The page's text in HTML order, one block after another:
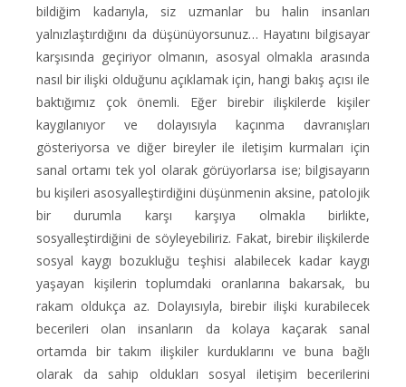
bildiğim kadarıyla, siz uzmanlar bu halin insanları
yalnızlaştırdığını da düşünüyorsunuz… Hayatını bilgisayar
karşısında geçiriyor olmanın, asosyal olmakla arasında
nasıl bir ilişki olduğunu açıklamak için, hangi bakış açısı ile
baktığımız çok önemli. Eğer birebir ilişkilerde kişiler
kaygılanıyor ve dolayısıyla kaçınma davranışları
gösteriyorsa ve diğer bireyler ile iletişim kurmaları için
sanal ortamı tek yol olarak görüyorlarsa ise; bilgisayarın
bu kişileri asosyalleştirdiğini düşünmenin aksine, patolojik
bir durumla karşı karşıya olmakla birlikte,
sosyalleştirdiğini de söyleyebiliriz. Fakat, birebir ilişkilerde
sosyal kaygı bozukluğu teşhisi alabilecek kadar kaygı
yaşayan kişilerin toplumdaki oranlarına bakarsak, bu
rakam oldukça az. Dolayısıyla, birebir ilişki kurabilecek
becerileri olan insanların da kolaya kaçarak sanal
ortamda bir takım ilişkiler kurduklarını ve buna bağlı
olarak da sahip oldukları sosyal iletişim becerilerini